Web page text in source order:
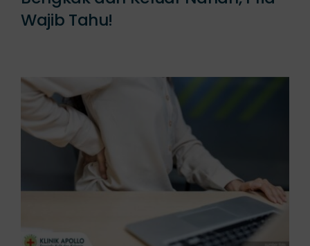
Wajib Tahu!